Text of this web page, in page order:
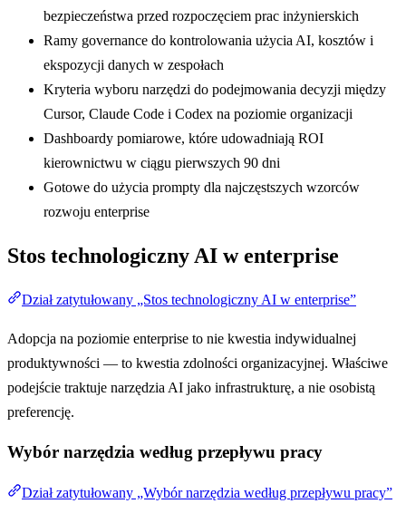
bezpieczeństwa przed rozpoczęciem prac inżynierskich
Ramy governance do kontrolowania użycia AI, kosztów i
ekspozycji danych w zespołach
Kryteria wyboru narzędzi do podejmowania decyzji między
Cursor, Claude Code i Codex na poziomie organizacji
Dashboardy pomiarowe, które udowadniają ROI
kierownictwu w ciągu pierwszych 90 dni
Gotowe do użycia prompty dla najczęstszych wzorców
rozwoju enterprise
Stos technologiczny AI w enterprise
Dział zatytułowany „Stos technologiczny AI w enterprise”
Adopcja na poziomie enterprise to nie kwestia indywidualnej
produktywności — to kwestia zdolności organizacyjnej. Właściwe
podejście traktuje narzędzia AI jako infrastrukturę, a nie osobistą
preferencję.
Wybór narzędzia według przepływu pracy
Dział zatytułowany „Wybór narzędzia według przepływu pracy”